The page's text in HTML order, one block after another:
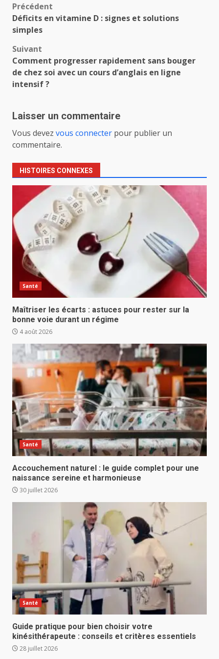
Navigation
d’article
Précédent
Déficits en vitamine D : signes et solutions
simples
Suivant
Comment progresser rapidement sans bouger
de chez soi avec un cours d’anglais en ligne
intensif ?
Laisser un commentaire
Vous devez vous connecter pour publier un
commentaire.
HISTOIRES CONNEXES
Santé
Maîtriser les écarts : astuces pour rester sur la
bonne voie durant un régime
4 août 2026
Santé
Accouchement naturel : le guide complet pour une
naissance sereine et harmonieuse
30 juillet 2026
Santé
Guide pratique pour bien choisir votre
kinésithérapeute : conseils et critères essentiels
28 juillet 2026